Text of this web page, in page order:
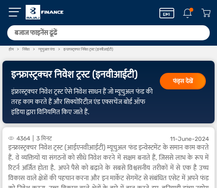
होम निवेश म्यूचुअल फंड इन्फ्रास्ट्रक्चर निवेश ट्रस्ट (इनवीआईटी)
इन्फ्रास्ट्रक्चर निवेश ट्रस्ट (इनवीआईटी)
इंफ्रास्ट्रक्चर निवेश ट्रस्ट ऐसे निवेश साधन हैं जो म्यूचुअल फंड की
तरह काम करते हैं और सिक्योरिटीज़ एंड एक्सचेंज बोर्ड ऑफ
इंडिया द्वारा विनियमित किए जाते हैं.
फंड्स देखें
4364 3 मिनट 11-June-2024
इन्फ्रास्ट्रक्चर निवेश ट्रस्ट (आईएनवीआईटी) म्यूचुअल फंड इन्वेस्टमेंट के समान काम करते
हैं. वे व्यक्तियों या संगठनों को सीधे निवेश करने में सक्षम बनाते हैं, जिससे लाभ के रूप में
रिटर्न अर्जित होता है. अपने पैसे को बढ़ाने के सबसे विश्वसनीय तरीकों में से एक है उच्च
विकास वाले क्षेत्रों की पहचान करना और इन मार्केट सेगमेंट से संबंधित एसेट में अपने फंड